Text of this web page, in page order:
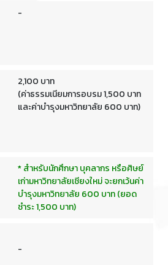
-
2,100 บาท
(ค่าธรรมเนียมการอบรม 1,500 บาท
และค่าบำรุงมหาวิทยาลัย 600 บาท)
* สำหรับนักศึกษา บุคลากร หรือศิษย์
เก่ามหาวิทยาลัยเชียงใหม่ จะยกเว้นค่า
บำรุงมหาวิทยาลัย 600 บาท (ยอด
ชำระ 1,500 บาท)
-